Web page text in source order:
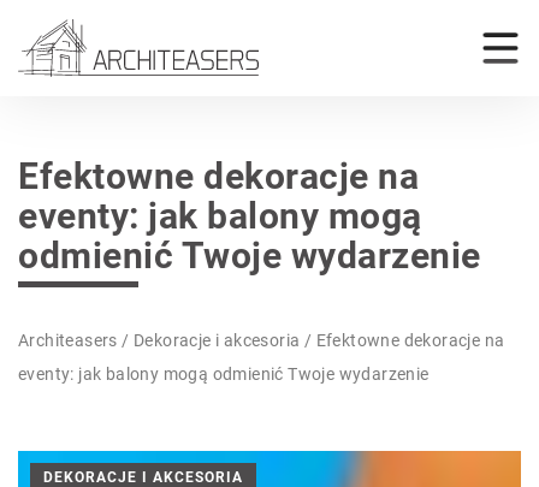
Efektowne dekoracje na
eventy: jak balony mogą
odmienić Twoje wydarzenie
Architeasers / Dekoracje i akcesoria / Efektowne dekoracje na
eventy: jak balony mogą odmienić Twoje wydarzenie
DEKORACJE I AKCESORIA